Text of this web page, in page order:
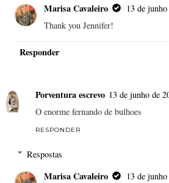
Marisa Cavaleiro
13 de
Thank you Jennifer!
Responder
Porventura escrevo 13 de junho de
O enorme fernando de bulhoes
RESPONDER
Respostas
Marisa Cavaleiro
13 de